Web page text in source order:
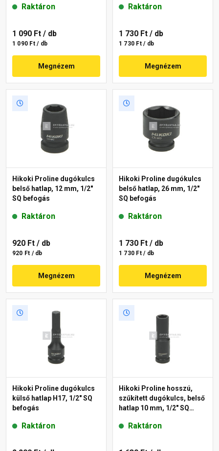
Raktáron
1 090 Ft / db
1 090 Ft / db
Megnézem
Raktáron
1 730 Ft / db
1 730 Ft / db
Megnézem
Hikoki Proline dugókulcs
belső hatlap, 12 mm, 1/2"
SQ befogás
Raktáron
920 Ft / db
920 Ft / db
Megnézem
Hikoki Proline dugókulcs
belső hatlap, 26 mm, 1/2"
SQ befogás
Raktáron
1 730 Ft / db
1 730 Ft / db
Megnézem
Hikoki Proline dugókulcs
külső hatlap H17, 1/2" SQ
befogás
Raktáron
Hikoki Proline hosszú,
szűkített dugókulcs, belső
hatlap 10 mm, 1/2" SQ
Raktáron